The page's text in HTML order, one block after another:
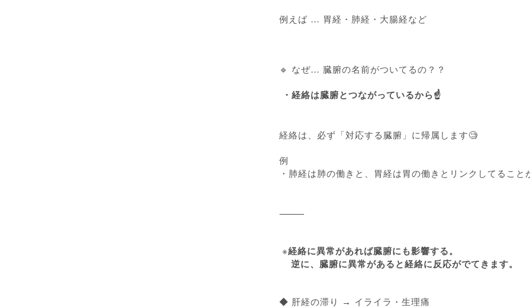
例えば … 胃経・肺経・大腸経など
🔹 なぜ… 臓腑の名前がついてるの？？
・経絡は臓腑とつながっているから☝️
経絡は、必ず「対応する臓腑」に帰属します🧐
例
・肺経は肺の働きと、胃経は胃の働きとリンクしてること
⸻
※経絡に異常があれば臓腑にも影響する。
逆に、臓腑に異常があると経絡に反応がでてきます。
◆ 肝経の滞り → イライラ・生理痛